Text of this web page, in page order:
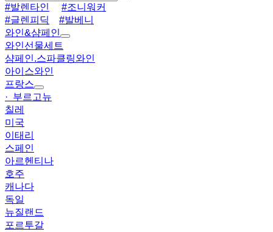
#발렌타인
#조니워커
#글렌피딕
#발베니
와인&샴페인
와인선물세트
샴페인.스파클링와인
아이스와인
프랑스
· 부르고뉴
칠레
미국
이태리
스페인
아르헨티나
호주
캐나다
독일
뉴질랜드
포르투갈